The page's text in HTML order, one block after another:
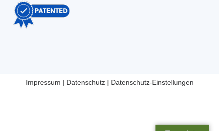
Impressum | Datenschutz| Datenschutz-Einstellungen